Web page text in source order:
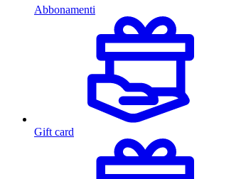
Abbonamenti
Gift card